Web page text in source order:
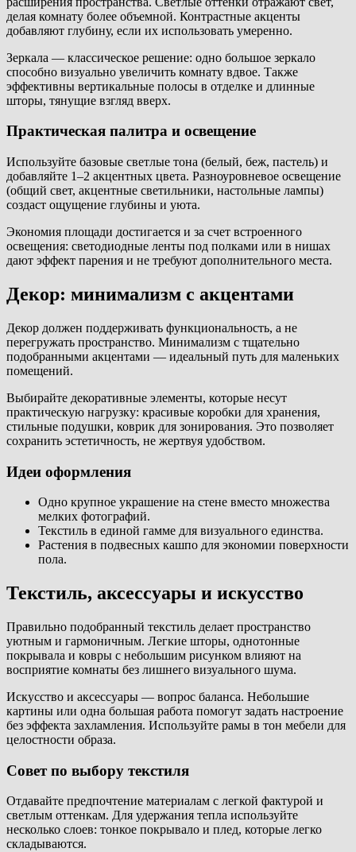
делая комнату более объемной. Контрастные акценты
добавляют глубину, если их использовать умеренно.
Зеркала — классическое решение: одно большое зеркало
способно визуально увеличить комнату вдвое. Также
эффективны вертикальные полосы в отделке и длинные
шторы, тянущие взгляд вверх.
Практическая палитра и освещение
Используйте базовые светлые тона (белый, беж, пастель) и
добавляйте 1–2 акцентных цвета. Разноуровневое освещение
(общий свет, акцентные светильники, настольные лампы)
создаст ощущение глубины и уюта.
Экономия площади достигается и за счет встроенного
освещения: светодиодные ленты под полками или в нишах
дают эффект парения и не требуют дополнительного места.
Декор: минимализм с акцентами
Декор должен поддерживать функциональность, а не
перегружать пространство. Минимализм с тщательно
подобранными акцентами — идеальный путь для маленьких
помещений.
Выбирайте декоративные элементы, которые несут
практическую нагрузку: красивые коробки для хранения,
стильные подушки, коврик для зонирования. Это позволяет
сохранить эстетичность, не жертвуя удобством.
Идеи оформления
Одно крупное украшение на стене вместо множества
мелких фотографий.
Текстиль в единой гамме для визуального единства.
Растения в подвесных кашпо для экономии поверхности
пола.
Текстиль, аксессуары и искусство
Правильно подобранный текстиль делает пространство
уютным и гармоничным. Легкие шторы, однотонные
покрывала и ковры с небольшим рисунком влияют на
восприятие комнаты без лишнего визуального шума.
Искусство и аксессуары — вопрос баланса. Небольшие
картины или одна большая работа помогут задать настроение
без эффекта захламления. Используйте рамы в тон мебели для
целостности образа.
Совет по выбору текстиля
Отдавайте предпочтение материалам с легкой фактурой и
светлым оттенкам. Для удержания тепла используйте
несколько слоев: тонкое покрывало и плед, которые легко
складываются.